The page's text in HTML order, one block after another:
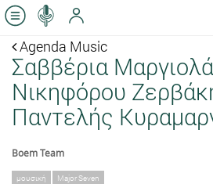
Agenda Music
Σαββέρια
Νικηφόρου
Παντελής
Boem Team
μουσική Major Seven